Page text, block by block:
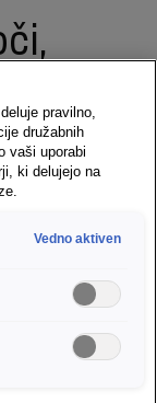
motorja in
brez
pravilno,
družabnih
vaši uporabi
ki delujejo na
Vedno aktiven